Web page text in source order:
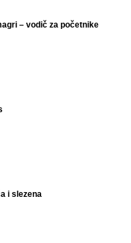
– vodič za početnike
i slezena